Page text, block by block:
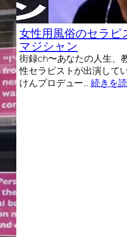
女性用風俗のセラ
マジシャン
街録ch〜あなたの人生、
性セラピストが出演して
けんプロデュー…続きを